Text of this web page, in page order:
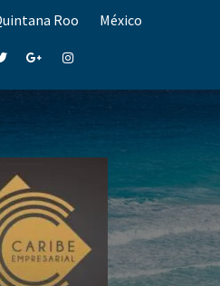
Roo México
Google+Instagram